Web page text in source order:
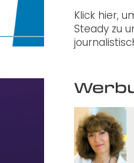
Klick hier,
Steady zu